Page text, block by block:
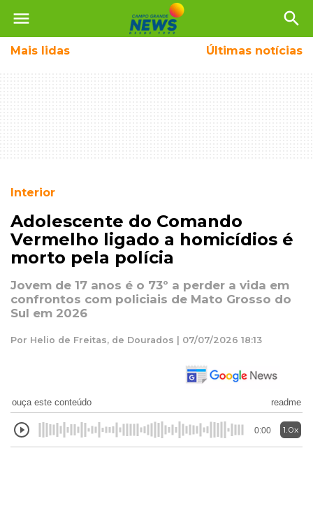
menu search
Mais lidas Últimas notícias
Interior
Adolescente do Comando
Vermelho ligado a homicídios é
morto pela polícia
Jovem de 17 anos é o 73º a perder a vida em
confrontos com policiais de Mato Grosso do
Sul em 2026
Por Helio de Freitas, de Dourados | 07/07/2026 18:13
ouça este conteúdo readme
0:00 1.0x